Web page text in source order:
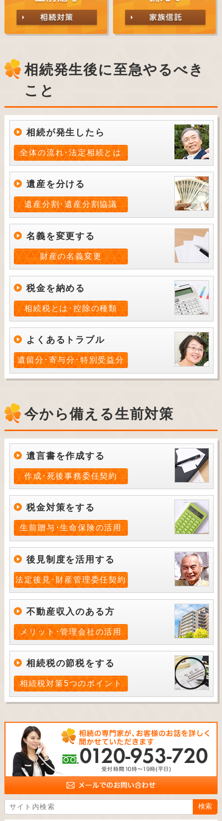
相続発生後に至急やるべき
こと
相続が発生したら
全体の流れ･法定相続とは
遺産を分ける
遺産分割･遺産分割協議
名義を変更する
財産の名義変更
税金を納める
相続税とは･控除の種類
よくあるトラブル
遺留分･寄与分･特別受益分
今から備える生前対策
遺言書を作成する
作成･死後事務委任契約
税金対策をする
生前贈与･生命保険の活用
後見制度を活用する
法定後見･財産管理委任契約
不動産収入のある方
メリット･管理会社の活用
相続税の節税をする
相続税対策5つのポイント